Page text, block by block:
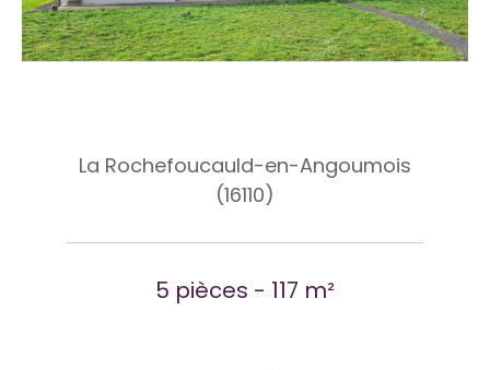
La Rochefoucauld-en-Angoumois
(16110)
5 pièces - 117 m²